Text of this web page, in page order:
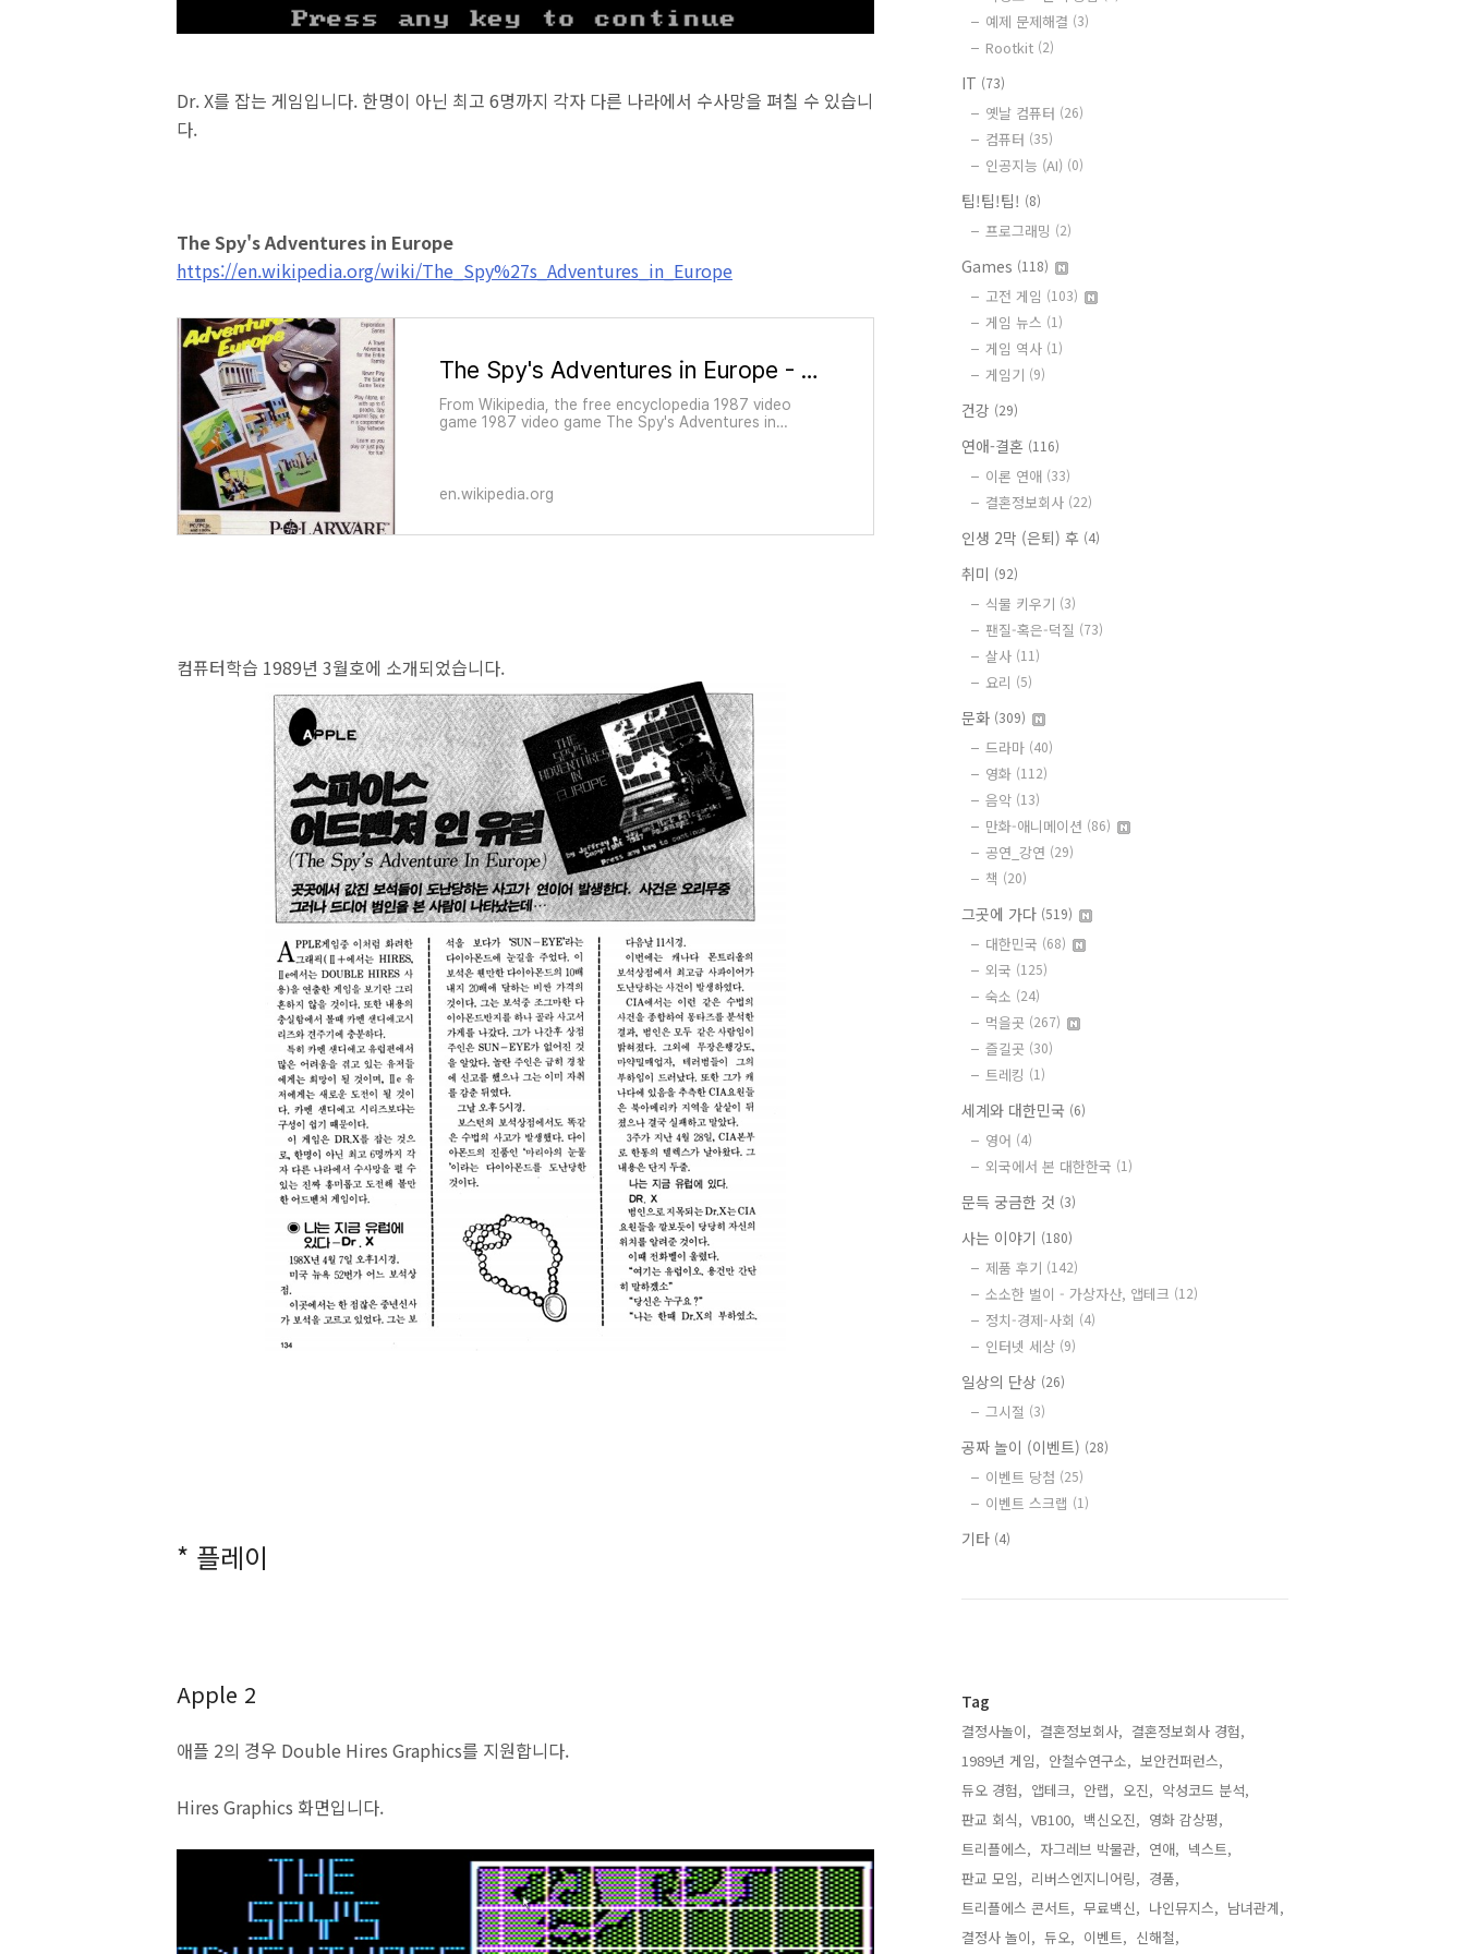
Dr. X를 잡는 게임입니다. 한명이 아닌 최고 6명까지 각자 다른 나라에서 수사망을 펴칠 수 있습니
다.
The Spy's Adventures in Europe
https://en.wikipedia.org/wiki/The_Spy%27s_Adventures_in_Europe
The Spy's Adventures in Europe - Wikipedia
From Wikipedia, the free encyclopedia 1987 video
game 1987 video game The Spy's Adventures in
either wo
en.wikipedia.org
컴퓨터학습 1989년 3월호에 소개되었습니다.
* 플레이
Apple 2
애플 2의 경우 Double Hires Graphics를 지원합니다.
Hires Graphics 화면입니다.
예제 문제해결 (3)
Rootkit (2)
IT (73)
옛날 컴퓨터 (26)
컴퓨터 (35)
인공지능 (AI) (0)
팁!팁!팁! (8)
프로그래밍 (2)
Games (118)
고전 게임 (103)
게임 뉴스 (1)
게임 역사 (1)
게임기 (9)
건강 (29)
연애-결혼 (116)
이론 연애 (33)
결혼정보회사 (22)
인생 2막 (은퇴) 후 (4)
취미 (92)
식물 키우기 (3)
팬질-혹은-덕질 (73)
살사 (11)
요리 (5)
문화 (309)
드라마 (40)
영화 (112)
음악 (13)
만화-애니메이션 (86)
공연_강연 (29)
책 (20)
그곳에 가다 (519)
대한민국 (68)
외국 (125)
숙소 (24)
먹을곳 (267)
즐길곳 (30)
트레킹 (1)
세계와 대한민국 (6)
영어 (4)
외국에서 본 대한한국 (1)
문득 궁금한 것 (3)
사는 이야기 (180)
제품 후기 (142)
소소한 벌이 - 가상자산, 앱테크 (12)
정치-경제-사회 (4)
인터넷 세상 (9)
일상의 단상 (26)
그시절 (3)
공짜 놀이 (이벤트) (28)
이벤트 당첨 (25)
이벤트 스크랩 (1)
기타 (4)
Tag
결정사놀이, 결혼정보회사, 결혼정보회사 경험,
1989년 게임, 안철수연구소, 보안컨퍼런스,
듀오 경험, 앱테크, 안랩, 오진, 악성코드 분석,
판교 회식, VB100, 백신오진, 영화 감상평,
트리플에스, 자그레브 박물관, 연애, 넥스트,
판교 모임, 리버스엔지니어링, 경품,
트리플에스 콘서트, 무료백신, 나인뮤지스, 남녀관계,
결정사 놀이, 듀오, 이벤트, 신해철,